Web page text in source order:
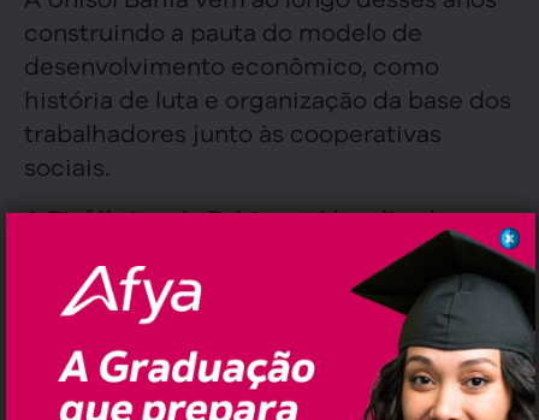
construindo a pauta do modelo de
desenvolvimento econômico, como
história de luta e organização da base dos
trabalhadores junto às cooperativas
sociais.
A Biofábrica da Bahia está localizada no
povoado Banco do Pedro, em Ilhéus.
Possui 40 mil metros² de extensão, com
capacidade de armazenar 4,8 milhões de
plantas, em 20 viveiros e um dos mais
modernos laboratórios de